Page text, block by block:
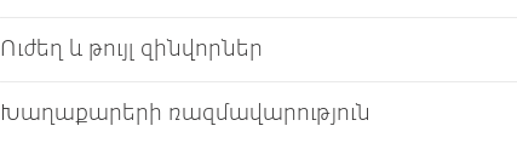
Ուժեղ և թույլ զինվորներ
Խաղաքարերի ռազմավարություն